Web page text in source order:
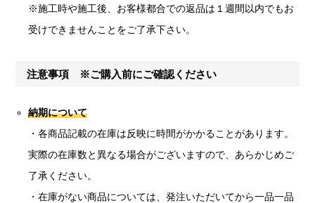
※施工時や施工後、お客様都合での返品は１週間以内でもお
受けできませんことをご了承下さい。
注意事項 ※ご購入前にご確認ください
納期について
・各商品記載の在庫は反映に時間がかかることがあります。
実際の在庫数と異なる場合がございますので、あらかじめご
了承ください。
・在庫がない商品については、発注いただいてから一品一品